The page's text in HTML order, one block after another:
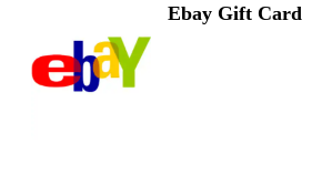
Ebay Gift Card